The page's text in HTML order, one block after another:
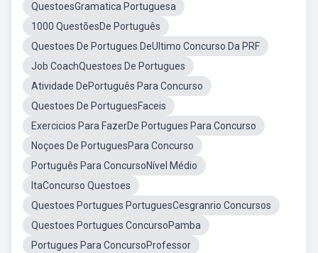
QuestoesGramatica Portuguesa
1000 QuestõesDe Português
Questoes De Portugues DeUltimo Concurso Da PRF
Job CoachQuestoes De Portugues
Atividade DePortuguês Para Concurso
Questoes De PortuguesFaceis
Exercicios Para FazerDe Portugues Para Concurso
Noçoes De PortuguesPara Concurso
Português Para ConcursoNível Médio
ItaConcurso Questoes
Questoes Portugues PortuguesCesgranrio Concursos
Questoes Portugues ConcursoPamba
Portugues Para ConcursoProfessor